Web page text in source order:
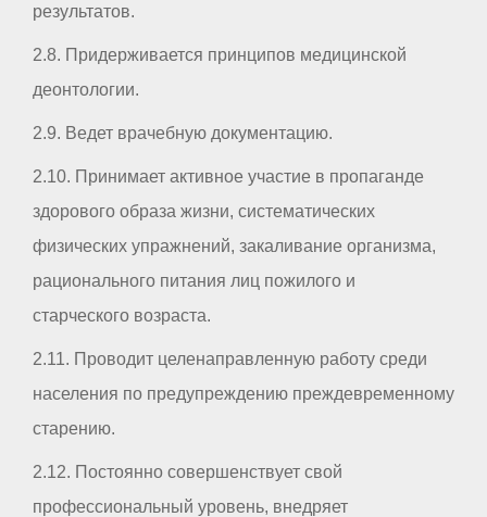
результатов.
2.8. Придерживается принципов медицинской
деонтологии.
2.9. Ведет врачебную документацию.
2.10. Принимает активное участие в пропаганде
здорового образа жизни, систематических
физических упражнений, закаливание организма,
рационального питания лиц пожилого и
старческого возраста.
2.11. Проводит целенаправленную работу среди
населения по предупреждению преждевременному
старению.
2.12. Постоянно совершенствует свой
профессиональный уровень, внедряет